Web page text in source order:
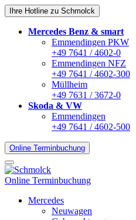
Ihre Hotline zu Schmolck
Mercedes Benz & smart
Emmendingen PKW
+49 7641 / 4602-0
Emmendingen NFZ
+49 7641 / 4602-300
Müllheim
+49 7631 / 3672-0
Skoda & VW
Emmendingen
+49 7641 / 4602-500
Online Terminbuchung
Online Terminbuchung
Mercedes
Neuwagen